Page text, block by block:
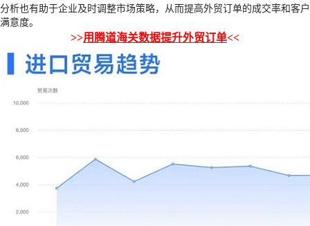
分析也有助于企业及时调整市场策略，从而提高外贸订单的成交率和客户
满意度。
>>用腾道海关数据提升外贸订单<<